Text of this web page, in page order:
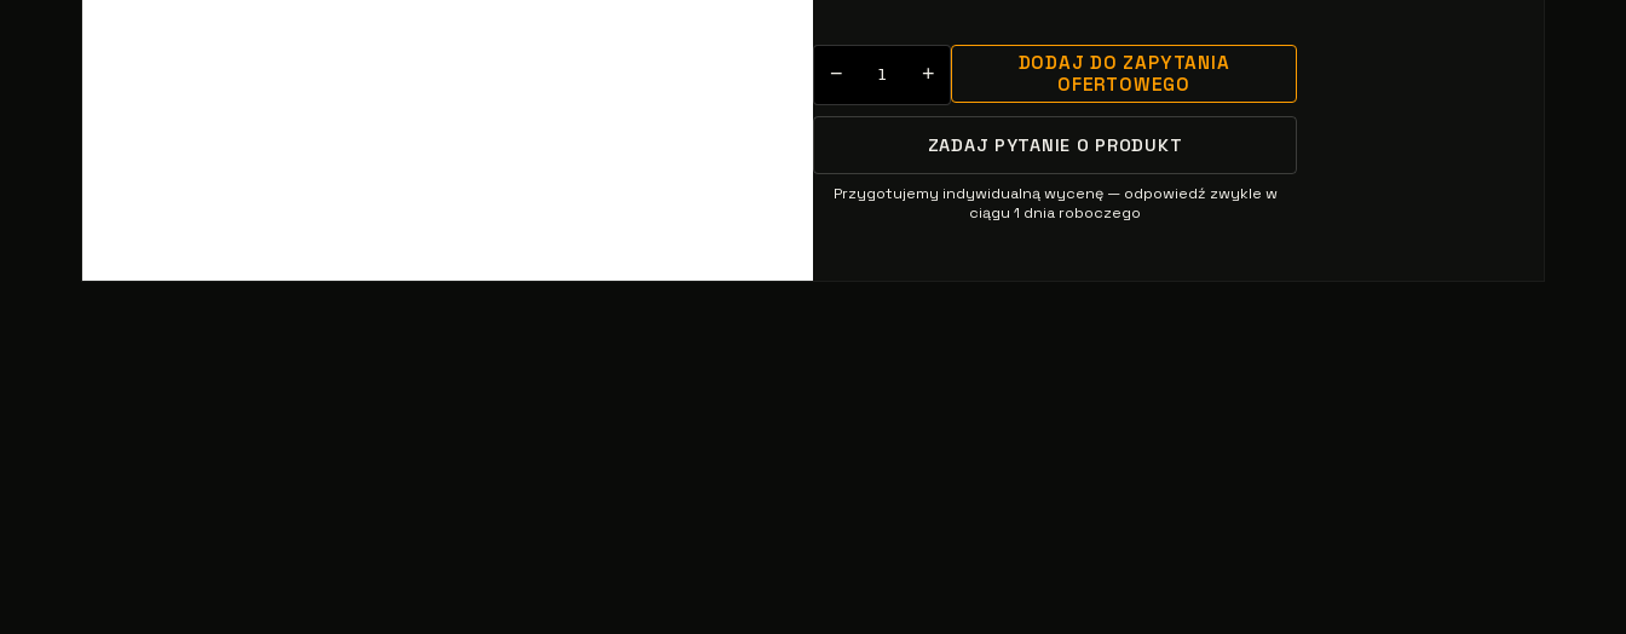
− +
DODAJ DO ZAPYTANIA
OFERTOWEGO
ZADAJ PYTANIE O PRODUKT
Przygotujemy indywidualną wycenę — odpowiedź zwykle w
ciągu 1 dnia roboczego